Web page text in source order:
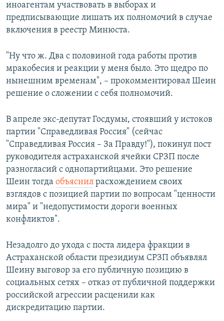
иноагентам участвовать в выборах и
предписывающие лишать их полномочий в случае
включения в реестр Минюста.
"Ну что ж. Два с половиной года работы против
мракобесия и реакции у меня было. Это щедро по
нынешним временам", – прокомментировал Шеин
решение о сложении с себя полномочий.
В апреле экс-депутат Госдумы, стоявший у истоков
партии "Справедливая Россия" (сейчас
"Справедливая Россия – За Правду!"), покинул пост
руководителя астраханской ячейки СРЗП после
разногласий с однопартийцами. Это решение
Шеин тогда объяснил расхождением своих
взглядов с позицией партии по вопросам "ценности
мира" и "недопустимости дороги военных
конфликтов".
Незадолго до ухода с поста лидера фракции в
Астраханской области президиум СРЗП объявлял
Шеину выговор за его публичную позицию в
социальных сетях – отказ от публичной поддержки
российской агрессии расценили как
дискредитацию партии.